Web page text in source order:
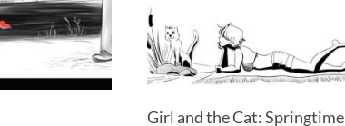
Girl and the Cat: Springtime